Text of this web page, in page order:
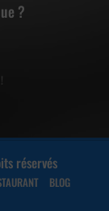
?
réservés
BLOG